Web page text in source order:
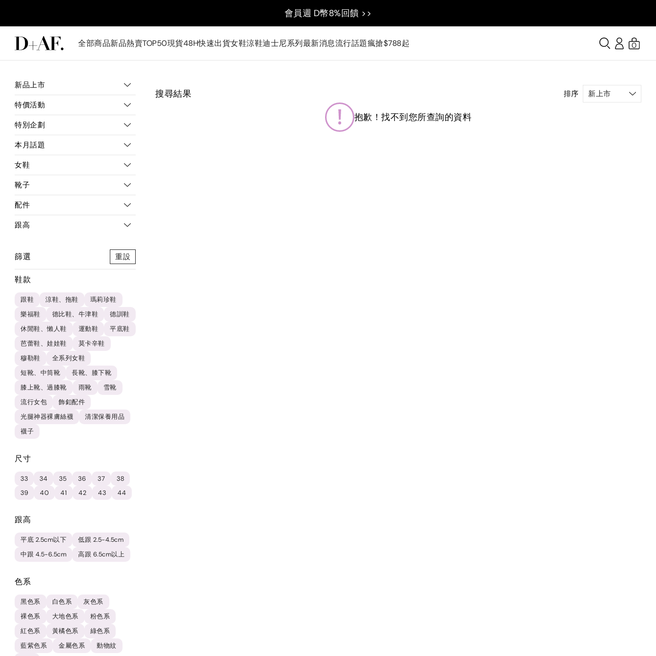
會員週 D幣8%回饋 >>
全部商品新品熱賣TOP50現貨48H快速出貨女鞋涼鞋迪士尼系列最新消息流行話題瘋搶$788起 0
新品上市
特價活動
特別企劃
本月話題
女鞋
靴子
配件
跟高
篩選 重設
鞋款
跟鞋 涼鞋、拖鞋
瑪莉珍鞋
樂福鞋
德比鞋、牛津鞋
德訓鞋
休閒鞋、懶人鞋
運動鞋
平底鞋
芭蕾鞋、娃娃鞋
莫卡辛鞋
穆勒鞋
全系列女鞋
短靴、中筒靴
長靴、膝下靴
膝上靴、過膝靴
雨靴
雪靴
流行女包
飾釦配件
光腿神器裸膚絲襪
清潔保養用品
襪子
尺寸
33 34 35 36 37
38
39
40 41 42 43 44
跟高
平底 2.5cm以下
低跟 2.5-4.5cm
中跟 4.5-6.5cm
高跟 6.5cm以上
色系
黑色系 白色系
灰色系
裸色系
大地色系
粉色系
紅色系
黃橘色系
綠色系
藍紫色系
金屬色系 動物紋
搜尋結果 排序
抱歉！找不到您所查詢的資料